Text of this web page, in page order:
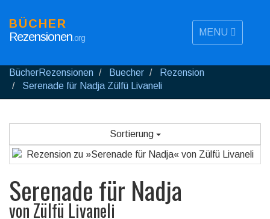
MENU
BÜCHER
Rezensionen.org
BücherRezensionen Buecher
Rezension
Serenade für Nadja Zülfü Livaneli
Sortierung
Serenade für Nadja
vonZülfü Livaneli